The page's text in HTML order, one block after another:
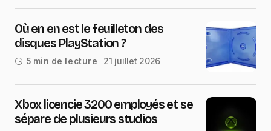
Où en en est le feuilleton des
disques PlayStation ?
5 min de lecture 21 juillet 2026
Xbox licencie 3200 employés et se
sépare de plusieurs studios